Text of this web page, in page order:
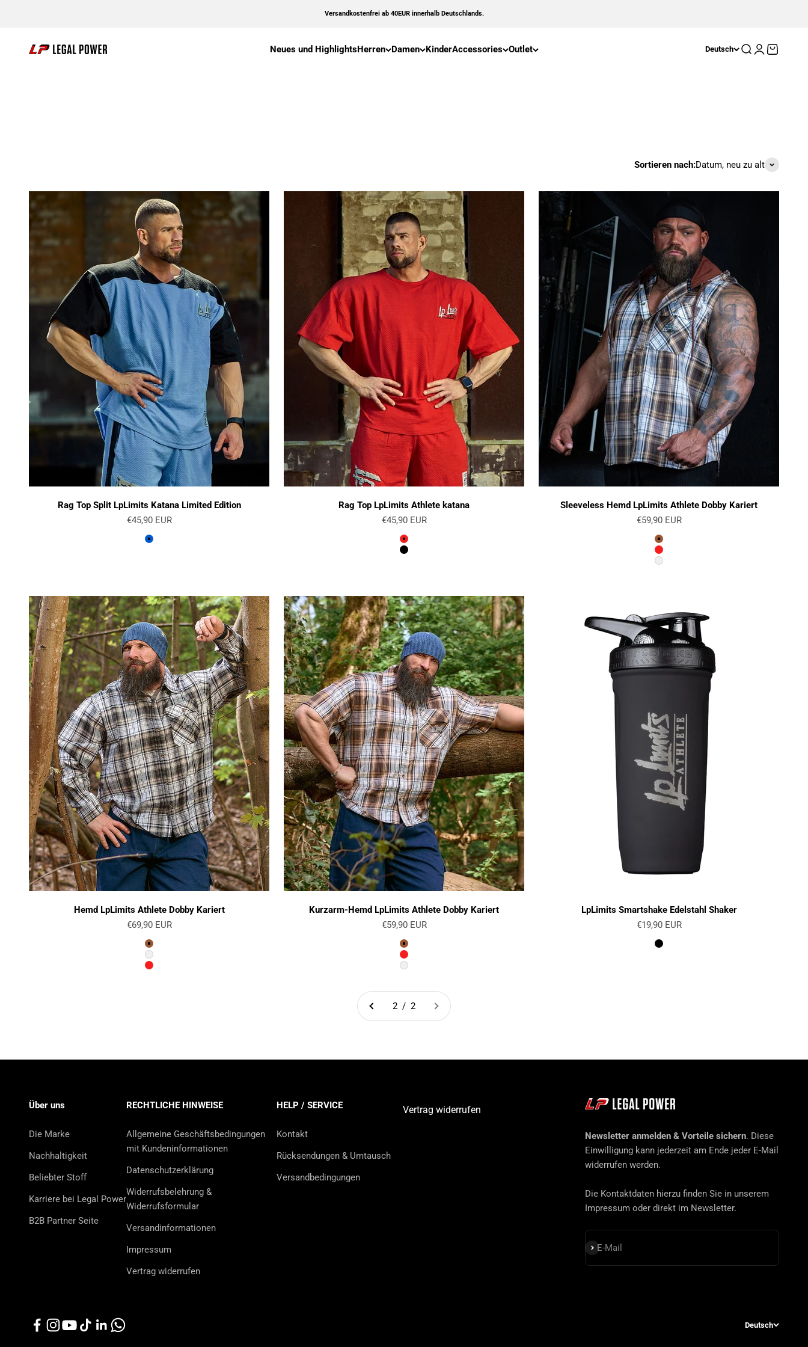
Versandkostenfrei ab 40EUR innerhalb Deutschlands.
Neues und HighlightsHerren Damen KinderAccessories Outlet
Legal Power Deutsch SucheAnmelden
Warenkorb
Sortieren nach:Datum, neu zu alt
Rag Top Split LpLimits Katana Limited Edition
Angebot
€45,90 EUR
Farbe
Blau
Rag Top LpLimits Athlete katana
Angebot
€45,90 EUR
Farbe
Rot
Schwarz
Sleeveless Hemd LpLimits Athlete Dobby Kariert
Angebot
€59,90 EUR
Farbe
Braun
Rot
Weiß
Hemd LpLimits Athlete Dobby Kariert
Angebot
€69,90 EUR
Farbe
Braun
Weiß
Rot
Kurzarm-Hemd LpLimits Athlete Dobby Kariert
Angebot
€59,90 EUR
Farbe
Braun
Rot
Weiß
LpLimits Smartshake Edelstahl Shaker
Angebot
€19,90 EUR
Farbe
Schwarz
2 / 2
Über uns
Die Marke
Nachhaltigkeit
Beliebter Stoff
Karriere bei Legal Power
B2B Partner Seite
RECHTLICHE HINWEISE
Allgemeine Geschäftsbedingungen
mit Kundeninformationen
Datenschutzerklärung
Widerrufsbelehrung &
Widerrufsformular
Versandinformationen
Impressum
Vertrag widerrufen
HELP / SERVICE
Kontakt
Rücksendungen & Umtausch
Versandbedingungen
Vertrag widerrufen
Newsletter anmelden & Vorteile sichern. Diese
Einwilligung kann jederzeit am Ende jeder E-Mail
widerrufen werden.
Die Kontaktdaten hierzu finden Sie in unserem
Impressum oder direkt im Newsletter.
E-Mail
Abonnieren
Deutsch